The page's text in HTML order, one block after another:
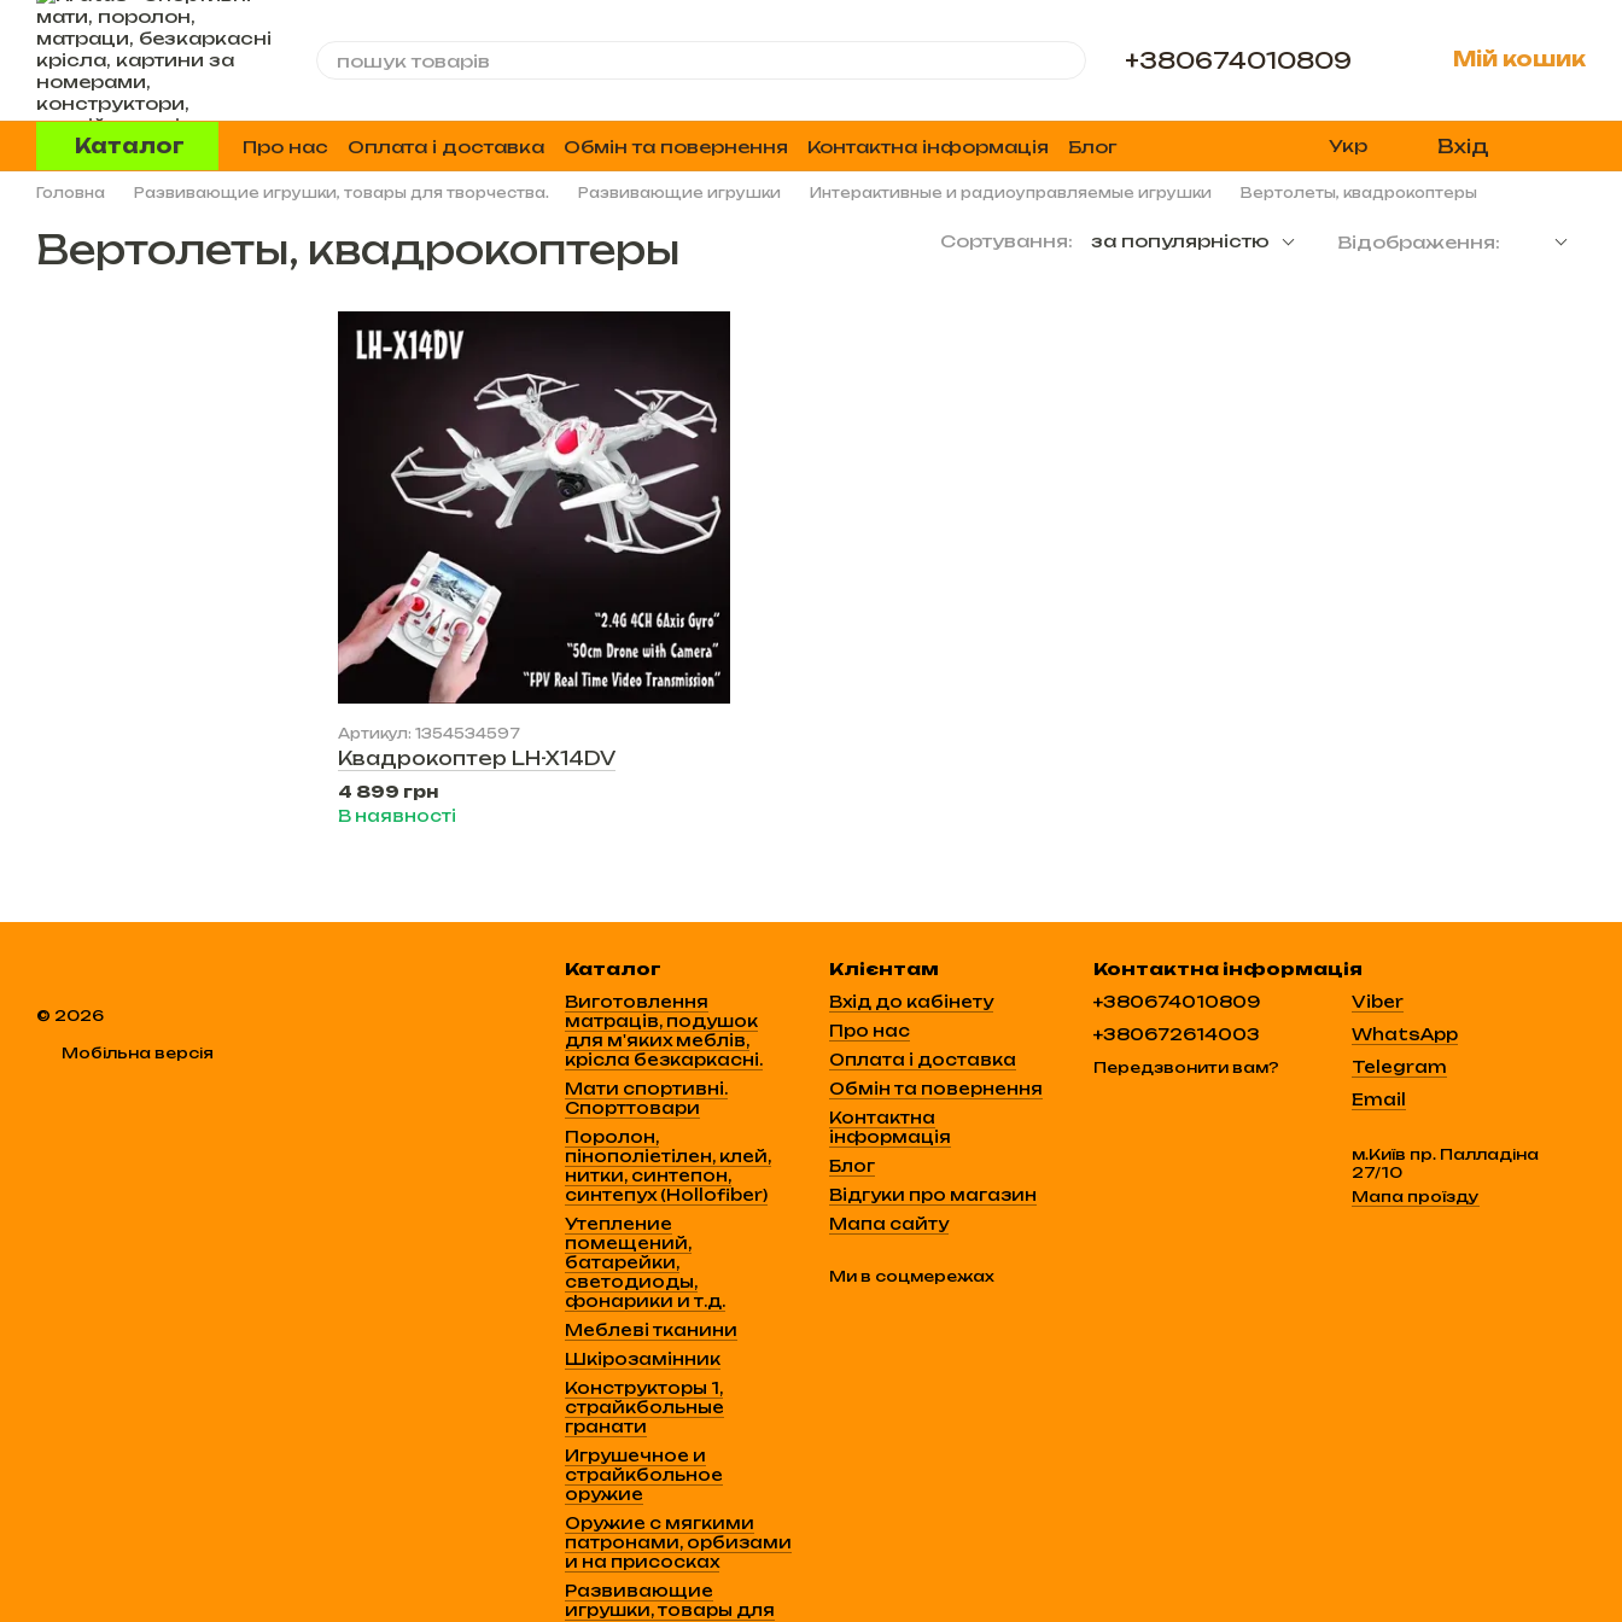
Перейти до основного контенту
+380674010809 Мій кошик
Каталог Про нас Оплата і доставка Обмін та повернення Контактна інформація
Блог
Відгуки про магазин
Укр Вхід
Головна Развивающие игрушки, товары для творчества. Развивающие игрушки Интерактивные и радиоуправляемые игрушки Вертолеты, квадрокоптеры
Вертолеты, квадрокоптеры Сортування: за популярністю Відображення:
Артикул: 1354534597
Квадрокоптер LH-X14DV
4 899 грн
В наявності
© 2026
Мобільна версія
Каталог
Виготовлення
матраців, подушок
для м'яких меблів,
крісла безкаркасні.
Мати спортивні.
Спорттовари
Поролон,
пінополіетілен, клей,
нитки, синтепон,
синтепух (Hollofiber)
Утепление
помещений,
батарейки,
светодиоды,
фонарики и т.д.
Меблеві тканини
Шкірозамінник
Конструкторы 1,
страйкбольные
гранати
Игрушечное и
страйкбольное
оружие
Оружие с мягкими
патронами, орбизами
и на присосках
Развивающие
игрушки, товары для
Клієнтам
Вхід до кабінету
Про нас
Оплата і доставка
Обмін та повернення
Контактна
інформація
Блог
Відгуки про магазин
Мапа сайту
Ми в соцмережах
Контактна інформація
+380674010809
+380672614003
Передзвонити вам?
Viber
WhatsApp
Telegram
Email
м.Київ пр. Палладіна
27/10
Мапа проїзду